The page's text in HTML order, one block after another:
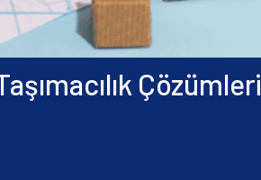
Çözümleri